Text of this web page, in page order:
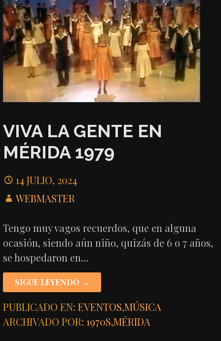
VIVA LA GENTE EN
MÉRIDA 1979
14 JULIO, 2024
WEBMASTER
Tengo muy vagos recuerdos, que en alguna
ocasión, siendo aún niño, quizás de 6 o 7 años,
se hospedaron en…
SIGUE LEYENDO →
PUBLICADO EN:EVENTOS,MÚSICA
ARCHIVADO POR:1970S,MÉRIDA